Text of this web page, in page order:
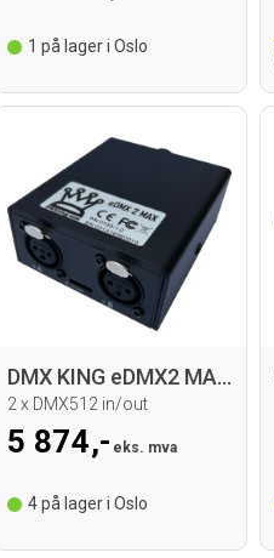
1 på lager i Oslo
DMX KING eDMX2 MAX DMX Node
2 x DMX512 in/out
5 874,- eks. mva
4på lager i Oslo